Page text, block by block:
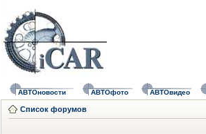
АВТОновости АВТОфото АВТОвидео
Список форумов